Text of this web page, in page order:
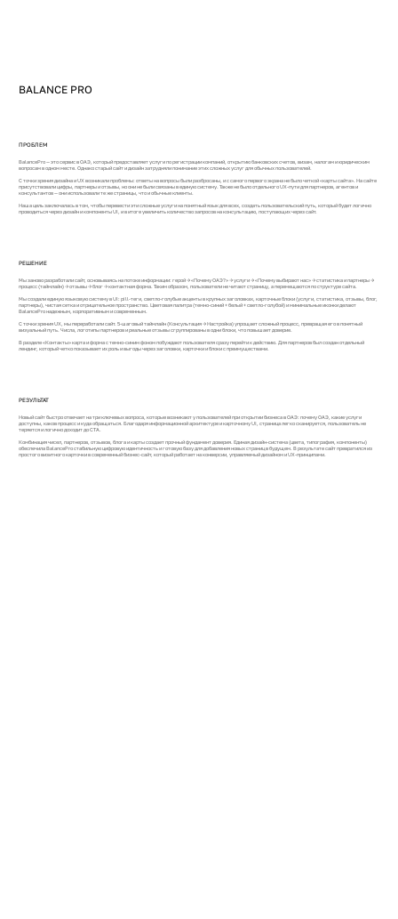
BALANCE PRO
ПРОБЛЕМ
BalancePro — это сервис в ОАЭ, который предоставляет услуги по регистрации компаний, открытию банковских счетов, визам, налогам и юридическим
вопросам в одном месте. Однако старый сайт и дизайн затрудняли понимание этих сложных услуг для обычных пользователей.
С точки зрения дизайна и UX возникали проблемы: ответы на вопросы были разбросаны, и с самого первого экрана не было четкой «карты сайта». На сайте
присутствовали цифры, партнеры и отзывы, но они не были связаны в единую систему. Также не было отдельного UX-пути для партнеров, агентов и
консультантов — они использовали те же страницы, что и обычные клиенты.
Наша цель заключалась в том, чтобы перевести эти сложные услуги на понятный язык для всех, создать пользовательский путь, который будет логично
проводиться через дизайн и компоненты UI, и в итоге увеличить количество запросов на консультацию, поступающих через сайт.
РЕШЕНИЕ
Мы заново разработали сайт, основываясь на потоке информации: герой → «Почему ОАЭ?» → услуги → «Почему выбирают нас» → статистика и партнеры →
процесс (таймлайн) → отзывы → блог → контактная форма. Таким образом, пользователи не читают страницу, а перемещаются по структуре сайта.
Мы создали единую языковую систему в UI: pill-теги, светло-голубые акценты в крупных заголовках, карточные блоки (услуги, статистика, отзывы, блог,
партнеры), чистая сетка и отрицательное пространство. Цветовая палитра (темно-синий + белый + светло-голубой) и минимальные иконки делают
BalancePro надежным, корпоративным и современным.
С точки зрения UX, мы переработали сайт. 5-шаговый таймлайн (Консультация → Настройка) упрощает сложный процесс, превращая его в понятный
визуальный путь. Числа, логотипы партнеров и реальные отзывы сгруппированы в одни блоки, что повышает доверие.
В разделе «Контакты» карта и форма с темно-синим фоном побуждают пользователя сразу перейти к действию. Для партнеров был создан отдельный
лендинг, который четко показывает их роль и выгоды через заголовки, карточки и блоки с преимуществами.
РЕЗУЛЬТАТ
Новый сайт быстро отвечает на три ключевых вопроса, которые возникают у пользователей при открытии бизнеса в ОАЭ: почему ОАЭ, какие услуги
доступны, каков процесс и куда обращаться. Благодаря информационной архитектуре и карточному UI, страница легко сканируется, пользователь не
теряется и логично доходит до CTA.
Комбинация чисел, партнеров, отзывов, блога и карты создает прочный фундамент доверия. Единая дизайн-система (цвета, типография, компоненты)
обеспечила BalancePro стабильную цифровую идентичность и готовую базу для добавления новых страниц в будущем. В результате сайт превратился из
простого визитного карточки в современный бизнес-сайт, который работает на конверсии, управляемый дизайном и UX-принципами.